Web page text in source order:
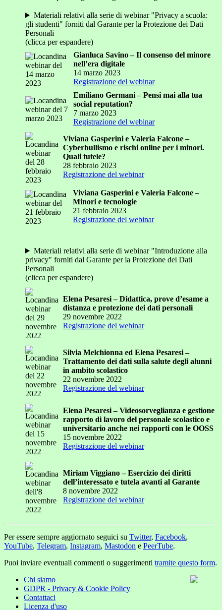
Materiali relativi alla serie di webinar "Privacy a scuola:
gli studenti" forniti dal Garante per la Protezione dei Dati
Personali
(clicca per espandere)
Gianluca Savino – Il consenso del minore
nell’era digitale
14 marzo 2023
Registrazione del webinar
Emiliano Germani – Pensi mai alla tua
social reputation?
7 marzo 2023
Registrazione del webinar
Viviana Gasperini e Valeria Falcone –
Cyberbullismo e rischi online per i minori.
Quali tutele?
28 febbraio 2023
Registrazione del webinar
Viviana Gasperini e Valeria Falcone –
Minori e tecnologie
21 febbraio 2023
Registrazione del webinar
Materiali relativi alla serie di webinar "Introduzione alla
privacy" forniti dal Garante per la Protezione dei Dati
Personali
(clicca per espandere)
Elena Pesaresi – Didattica, prove d’esame a
distanza e protezione dei dati personali
29 novembre 2022
Registrazione del webinar
Silvia Melchionna ed Elena Pesaresi –
Trattamento dei dati sulla salute degli alunni
in ambito scolastico
22 novembre 2022
Registrazione del webinar
Elena Pesaresi – Videosorveglianza e gestione
rapporto di lavoro del personale scolastico e
universitario anche nei rapporti con le OOSS
15 novembre 2022
Registrazione del webinar
Miriam Viggiano – Esercizio dei diritti
dell’interessato e tutela avanti al Garante
8 novembre 2022
Registrazione del webinar
Per essere sempre aggiornato seguici su Twitter, Facebook,
YouTube, Telegram, Instagram, Mastodon e PeerTube.
Puoi inviare eventuali commenti o suggerimenti tramite questo form.
Chi siamo
GDPR - Privacy & Cookie Policy
Contattaci
Licenza d'uso